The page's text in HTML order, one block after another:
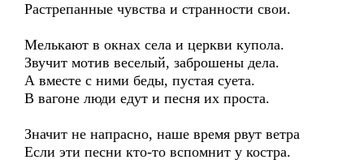
Растрепанные чувства и странности свои.
Мелькают в окнах села и церкви купола.
Звучит мотив веселый, заброшены дела.
А вместе с ними беды, пустая суета.
В вагоне люди едут и песня их проста.
Значит не напрасно, наше время рвут ветра
Если эти песни кто-то вспомнит у костра.